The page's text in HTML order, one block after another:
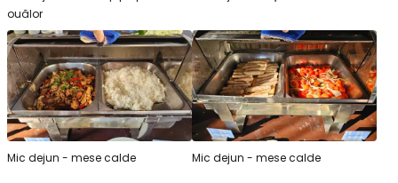
ouălor
Mic dejun - mese calde Mic dejun - mese calde